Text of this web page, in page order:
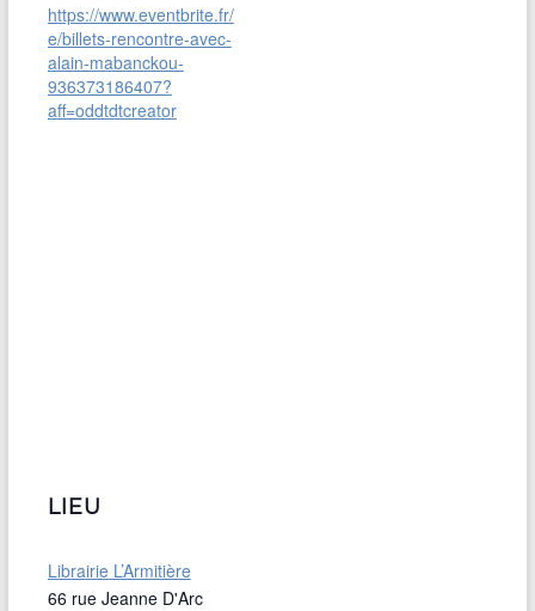
https://www.eventbrite.fr/
e/billets-rencontre-avec-
alain-mabanckou-
936373186407?
aff=oddtdtcreator
LIEU
Librairie L’Armitière
66 rue Jeanne D'Arc